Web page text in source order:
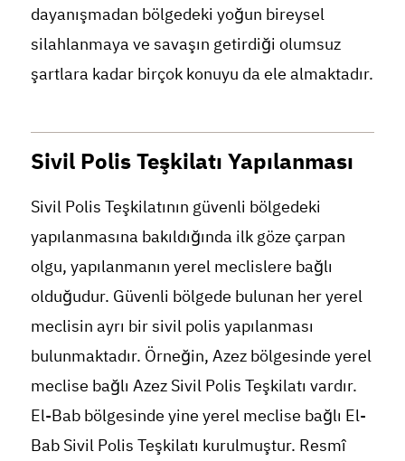
dayanışmadan bölgedeki yoğun bireysel
silahlanmaya ve savaşın getirdiği olumsuz
şartlara kadar birçok konuyu da ele almaktadır.
Sivil Polis Teşkilatı Yapılanması
Sivil Polis Teşkilatının güvenli bölgedeki
yapılanmasına bakıldığında ilk göze çarpan
olgu, yapılanmanın yerel meclislere bağlı
olduğudur. Güvenli bölgede bulunan her yerel
meclisin ayrı bir sivil polis yapılanması
bulunmaktadır. Örneğin, Azez bölgesinde yerel
meclise bağlı Azez Sivil Polis Teşkilatı vardır.
El-Bab bölgesinde yine yerel meclise bağlı El-
Bab Sivil Polis Teşkilatı kurulmuştur. Resmî